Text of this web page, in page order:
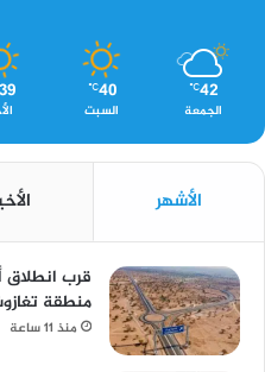
42
℃
الجمعة
40
℃
السبت
الأشهر
قرب انطلاق
منطقة
منذ 11 ساعة